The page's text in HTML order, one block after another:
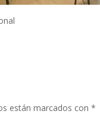
están marcados con*